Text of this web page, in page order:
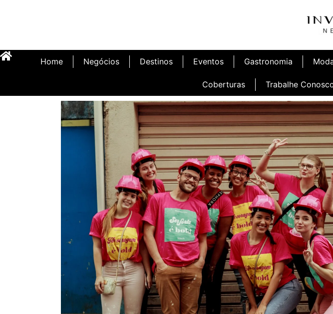
Home Negócios Destinos Eventos Gastronomia
Coberturas Trabalhe
Inauguração Illa Café